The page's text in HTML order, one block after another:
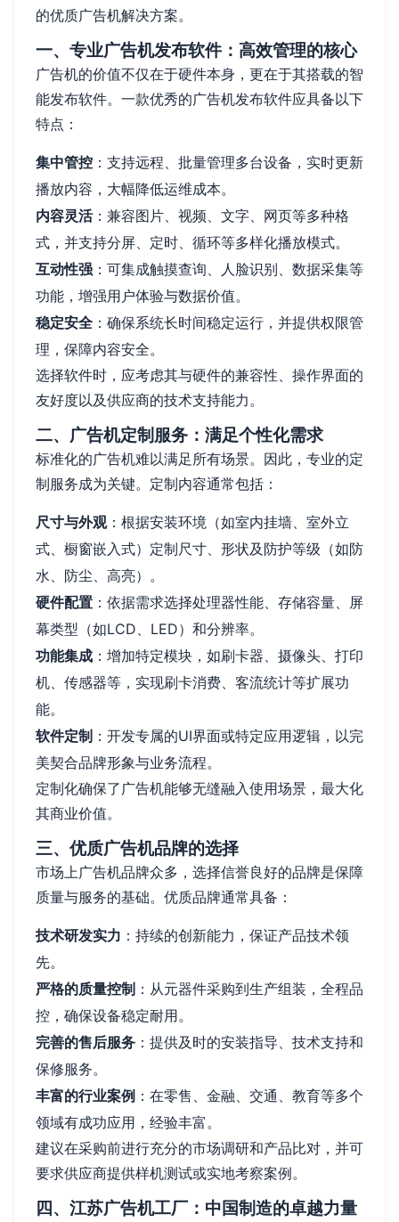
的优质广告机解决方案。
一、专业广告机发布软件：高效管理的核心
广告机的价值不仅在于硬件本身，更在于其搭载的智
能发布软件。一款优秀的广告机发布软件应具备以下
特点：
集中管控 ：支持远程、批量管理多台设备，实时更新
播放内容，大幅降低运维成本。
内容灵活：兼容图片、视频、文字、网页等多种格
式，并支持分屏、定时、循环等多样化播放模式。
互动性强 ：可集成触摸查询、人脸识别、数据采集等
功能，增强用户体验与数据价值。
稳定安全 ：确保系统长时间稳定运行，并提供权限管
理，保障内容安全。
选择软件时，应考虑其与硬件的兼容性、操作界面的
友好度以及供应商的技术支持能力。
二、广告机定制服务：满足个性化需求
标准化的广告机难以满足所有场景。因此，专业的定
制服务成为关键。定制内容通常包括：
尺寸与外观：根据安装环境（如室内挂墙、室外立
式、橱窗嵌入式）定制尺寸、形状及防护等级（如防
水、防尘、高亮）。
硬件配置 ：依据需求选择处理器性能、存储容量、屏
幕类型（如LCD、LED）和分辨率。
功能集成 ：增加特定模块，如刷卡器、摄像头、打印
机、传感器等，实现刷卡消费、客流统计等扩展功
能。
软件定制 ：开发专属的UI界面或特定应用逻辑，以完
美契合品牌形象与业务流程。
定制化确保了广告机能够无缝融入使用场景，最大化
其商业价值。
三、优质广告机品牌的选择
市场上广告机品牌众多，选择信誉良好的品牌是保障
质量与服务的基础。优质品牌通常具备：
技术研发实力 ：持续的创新能力，保证产品技术领
先。
严格的质量控制 ：从元器件采购到生产组装，全程品
控，确保设备稳定耐用。
完善的售后服务 ：提供及时的安装指导、技术支持和
保修服务。
丰富的行业案例 ：在零售、金融、交通、教育等多个
领域有成功应用，经验丰富。
建议在采购前进行充分的市场调研和产品比对，并可
要求供应商提供样机测试或实地考察案例。
四、江苏广告机工厂：中国制造的卓越力量